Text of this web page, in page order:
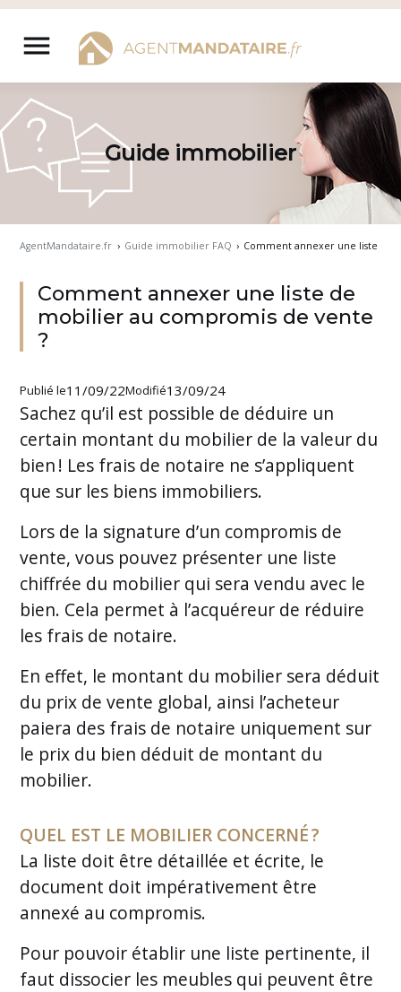
Aller
contenu
menu
Guide immobilier
AgentMandataire.fr › Guide immobilier FAQ › Comment annexer une liste de
Comment annexer une liste de
mobilier au compromis de vente
?
Publié le11/09/22Modifié13/09/24
Sachez qu’il est possible de déduire un
certain montant du mobilier de la valeur du
bien ! Les frais de notaire ne s’appliquent
que sur les biens immobiliers.
Lors de la signature d’un compromis de
vente, vous pouvez présenter une liste
chiffrée du mobilier qui sera vendu avec le
bien. Cela permet à l’acquéreur de réduire
les frais de notaire.
En effet, le montant du mobilier sera déduit
du prix de vente global, ainsi l’acheteur
paiera des frais de notaire uniquement sur
le prix du bien déduit de montant du
mobilier.
QUEL EST LE MOBILIER CONCERNÉ ?
La liste doit être détaillée et écrite, le
document doit impérativement être
annexé au compromis.
Pour pouvoir établir une liste pertinente, il
faut dissocier les meubles qui peuvent être